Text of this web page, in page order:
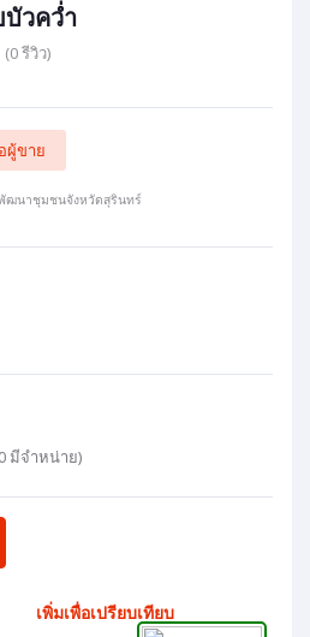
วคว่ำ
(0 รีวิว)
ผู้ขาย
ฒนาชุมชนจังหวัดสุรินทร์
มีจำหน่าย)
เพิ่มเพื่อเปรียบเทียบ